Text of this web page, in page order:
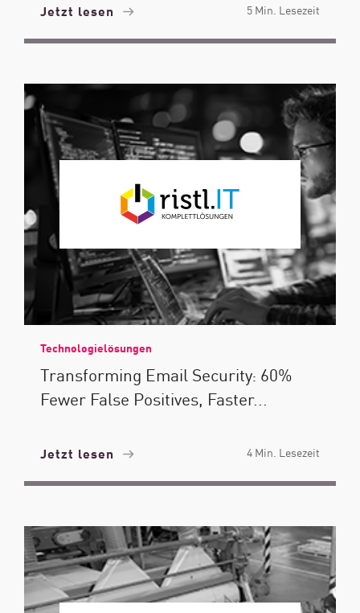
Jetzt lesen 5 Min. Lesezeit
Technologielösungen
Transforming Email Security: 60%
Fewer False Positives, Faster...
Jetzt lesen 4 Min. Lesezeit